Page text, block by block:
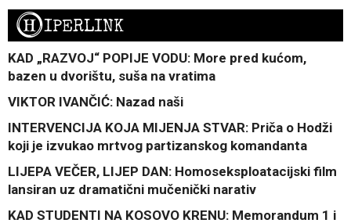
HIPERLINK
KAD „RAZVOJ“ POPIJE VODU: More pred kućom,
bazen u dvorištu, suša na vratima
VIKTOR IVANČIĆ: Nazad naši
INTERVENCIJA KOJA MIJENJA STVAR: Priča o Hodži
koji je izvukao mrtvog partizanskog komandanta
LIJEPA VEČER, LIJEP DAN: Homoseksploatacijski film
lansiran uz dramatični mučenički narativ
KAD STUDENTI NA KOSOVO KRENU: Memorandum 1 i